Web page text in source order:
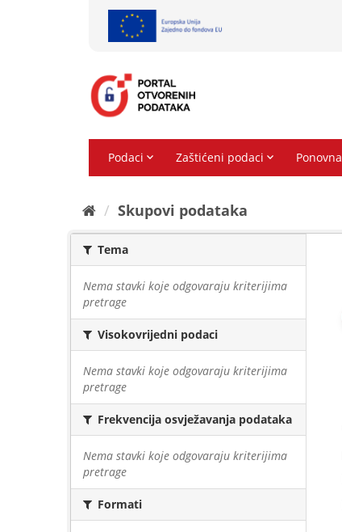
Skupovi podаtаkа
Tema
Nema stavki koje odgovaraju kriterijima
pretrage
Visokovrijedni podaci
Nema stavki koje odgovaraju kriterijima
pretrage
Frekvencija osvježavanja podataka
Nema stavki koje odgovaraju kriterijima
pretrage
Formati